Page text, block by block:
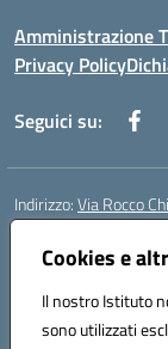
Cookies e
Il nostro Istituto
sono utilizzati
Amministrazione
Privacy Policy
Seguici su:
Indirizzo:Via Rocco
Centralino:
Posta elettronica
Codice fiscale:
Codice